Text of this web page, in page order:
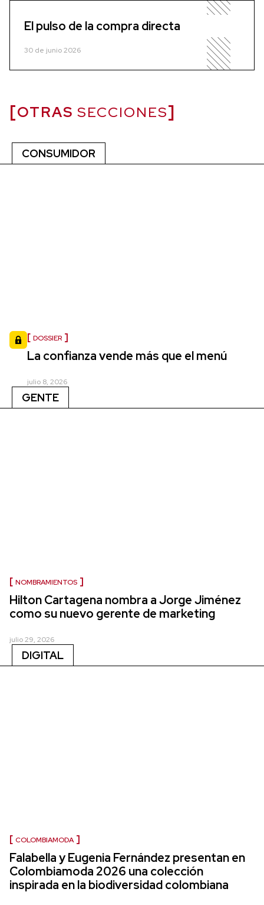
El pulso de la compra directa
30 de junio 2026
OTRAS SECCIONES
CONSUMIDOR
DOSSIER
La confianza vende más que el menú
julio 8, 2026
GENTE
NOMBRAMIENTOS
Hilton Cartagena nombra a Jorge Jiménez
como su nuevo gerente de marketing
julio 29, 2026
DIGITAL
COLOMBIAMODA
Falabella y Eugenia Fernández presentan en
Colombiamoda 2026 una colección
inspirada en la biodiversidad colombiana